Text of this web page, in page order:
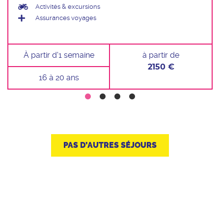
Activités & excursions
Assurances voyages
À partir d'1 semaine
16 à 20 ans
à partir de
2150 €
PAS D’AUTRES SÉJOURS